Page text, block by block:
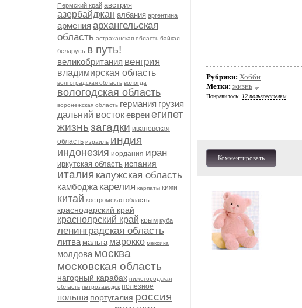
Пермский край австрия
азербайджан албания аргентина
армения архангельская
область астраханская область байкал
беларусь в путь!
великобритания венгрия
владимирская область
волгоградская область вологда
вологодская область
воронежская область германия грузия
дальний востокевреиегипет
жизньзагадки ивановская
область израиль индия
индонезия иордания иран
иркутская область испания
италия калужская область
камбоджа карелия карпаты кижи
китай костромская область
краснодарский край
красноярский край крым куба
ленинградская область
литва мальта марокко мексика
молдова москва
московская область
нагорный карабах нижегородская
область петрозаводск полезное
польша португалия россия
Рубрики: Хобби
Метки: жизнь
Понравилось: 12 пользователям
Комментировать